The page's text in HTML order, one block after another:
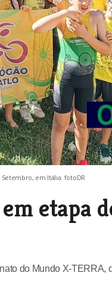
em Itália. fotoDR
etapa
do Mundo X-TERRA,